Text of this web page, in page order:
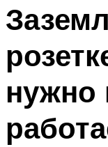
Меню
нужно